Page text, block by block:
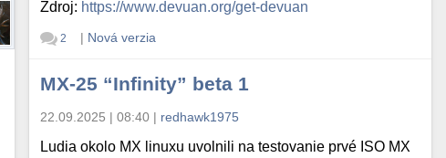
Zdroj: https://www.devuan.org/get-devuan
2 | Nová verzia
MX-25 “Infinity” beta 1
22.09.2025 | 08:40 | redhawk1975
Ludia okolo MX linuxu uvolnili na testovanie prvé ISO MX